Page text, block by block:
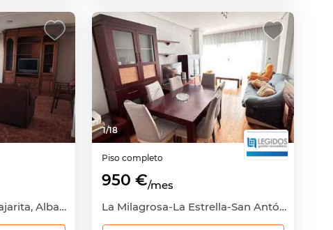
Centro-Villacerrada-Pajarita, Albacete Capital, Albacete
1/18
Piso completo
950 €/mes
La Milagrosa-La Estrella-San Antón, Albacete Capital, Albacete